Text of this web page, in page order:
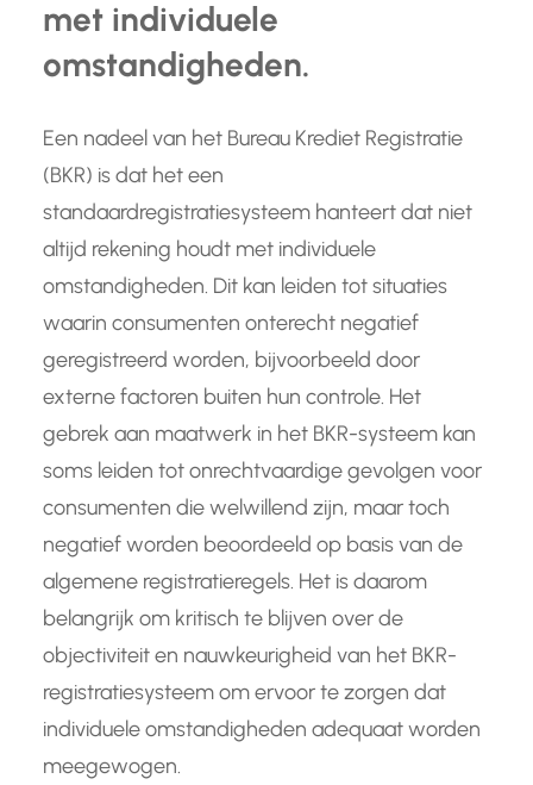
met individuele
omstandigheden.
Een nadeel van het Bureau Krediet Registratie
(BKR) is dat het een
standaardregistratiesysteem hanteert dat niet
altijd rekening houdt met individuele
omstandigheden. Dit kan leiden tot situaties
waarin consumenten onterecht negatief
geregistreerd worden, bijvoorbeeld door
externe factoren buiten hun controle. Het
gebrek aan maatwerk in het BKR-systeem kan
soms leiden tot onrechtvaardige gevolgen voor
consumenten die welwillend zijn, maar toch
negatief worden beoordeeld op basis van de
algemene registratieregels. Het is daarom
belangrijk om kritisch te blijven over de
objectiviteit en nauwkeurigheid van het BKR-
registratiesysteem om ervoor te zorgen dat
individuele omstandigheden adequaat worden
meegewogen.